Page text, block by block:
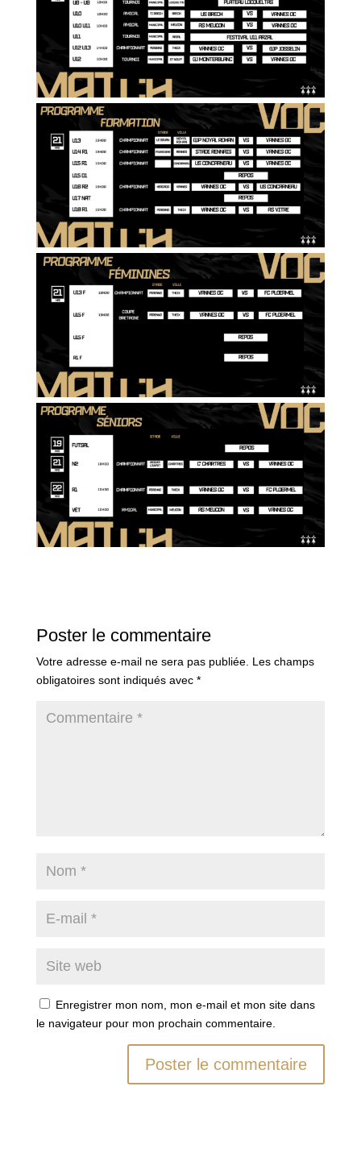
Poster le commentaire
Votre adresse e-mail ne sera pas publiée. Les champs
obligatoires sont indiqués avec *
Enregistrer mon nom, mon e-mail et mon site dans
le navigateur pour mon prochain commentaire.